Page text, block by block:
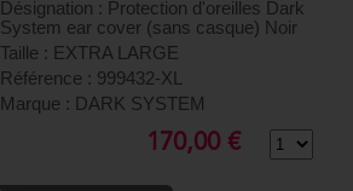
Désignation : Protection d'oreilles Dark
System ear cover (sans casque) Noir
Taille : EXTRA LARGE
Référence : 999432-XL
Marque : DARK SYSTEM
170,00 €